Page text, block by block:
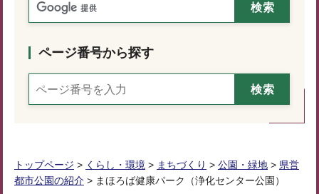
ページ番号から探す
トップページ > くらし・環境 > まちづくり > 公園・緑地 > 県営
都市公園の紹介 > まほろば健康パーク（浄化センター公園）